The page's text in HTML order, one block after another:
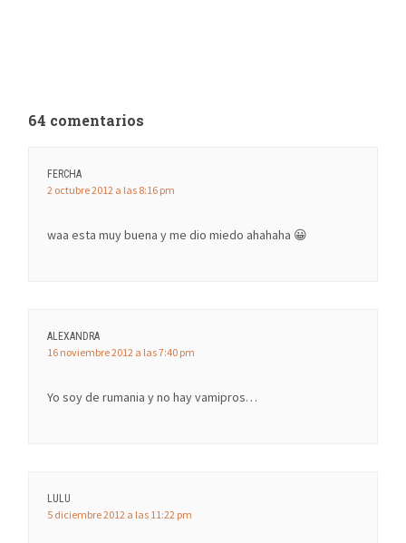
64 comentarios
FERCHA
2 octubre 2012 a las 8:16 pm
waa esta muy buena y me dio miedo ahahaha 😀
ALEXANDRA
16 noviembre 2012 a las 7:40 pm
Yo soy de rumania y no hay vamipros…
LULU
5 diciembre 2012 a las 11:22 pm